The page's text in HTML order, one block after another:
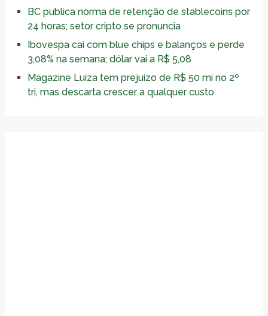
BC publica norma de retenção de stablecoins por
24 horas; setor cripto se pronuncia
Ibovespa cai com blue chips e balanços e perde
3,08% na semana; dólar vai a R$ 5,08
Magazine Luiza tem prejuízo de R$ 50 mi no 2º
tri, mas descarta crescer a qualquer custo